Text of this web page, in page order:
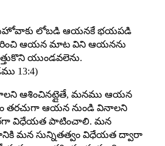
లోబడి ఆయనకే భయపడి
ఆయన మాట విని ఆయనను
యుండవలెను.
13:4)
ఆశించినట్లైతే, మనము ఆయన
తరచుగా ఆయన నుండి వినాలని
విధేయత పాటించాలి. మన
మన సున్నితత్వం విధేయత ద్వారా